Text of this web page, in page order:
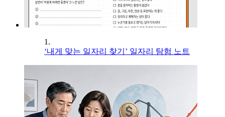
1.
‘내게 맞는 일자리 찾기’ 일자리 탐험 노트